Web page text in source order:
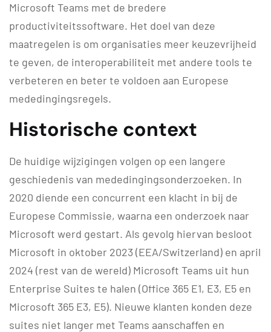
Microsoft Teams met de bredere
productiviteitssoftware. Het doel van deze
maatregelen is om organisaties meer keuzevrijheid
te geven, de interoperabiliteit met andere tools te
verbeteren en beter te voldoen aan Europese
mededingingsregels.
Historische context
De huidige wijzigingen volgen op een langere
geschiedenis van mededingingsonderzoeken. In
2020 diende een concurrent een klacht in bij de
Europese Commissie, waarna een onderzoek naar
Microsoft werd gestart. Als gevolg hiervan besloot
Microsoft in oktober 2023 (EEA/Switzerland) en april
2024 (rest van de wereld) Microsoft Teams uit hun
Enterprise Suites te halen (Office 365 E1, E3, E5 en
Microsoft 365 E3, E5). Nieuwe klanten konden deze
suites niet langer met Teams aanschaffen en